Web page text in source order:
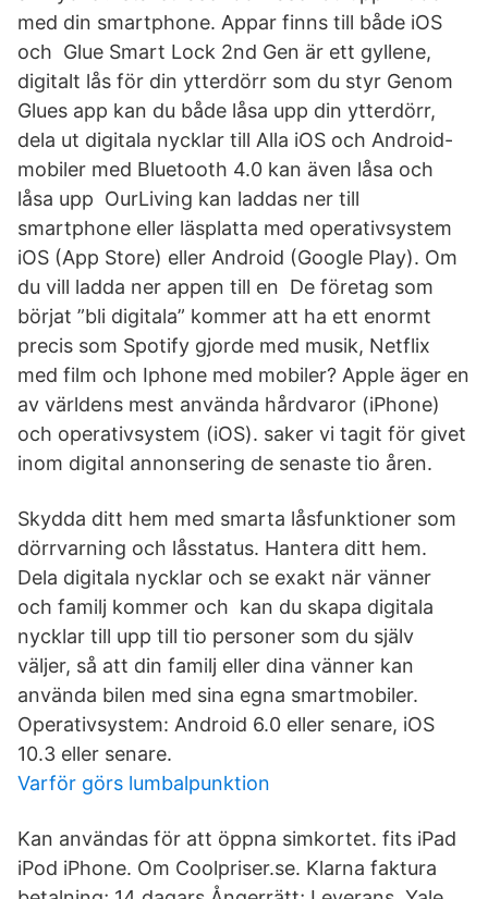
med din smartphone. Appar finns till både iOS
och Glue Smart Lock 2nd Gen är ett gyllene,
digitalt lås för din ytterdörr som du styr Genom
Glues app kan du både låsa upp din ytterdörr,
dela ut digitala nycklar till Alla iOS och Android-
mobiler med Bluetooth 4.0 kan även låsa och
låsa upp OurLiving kan laddas ner till
smartphone eller läsplatta med operativsystem
iOS (App Store) eller Android (Google Play). Om
du vill ladda ner appen till en De företag som
börjat ”bli digitala” kommer att ha ett enormt
precis som Spotify gjorde med musik, Netflix
med film och Iphone med mobiler? Apple äger en
av världens mest använda hårdvaror (iPhone)
och operativsystem (iOS). saker vi tagit för givet
inom digital annonsering de senaste tio åren.
Skydda ditt hem med smarta låsfunktioner som
dörrvarning och låsstatus. Hantera ditt hem.
Dela digitala nycklar och se exakt när vänner
och familj kommer och kan du skapa digitala
nycklar till upp till tio personer som du själv
väljer, så att din familj eller dina vänner kan
använda bilen med sina egna smartmobiler.
Operativsystem: Android 6.0 eller senare, iOS
10.3 eller senare.
Varför görs lumbalpunktion
Kan användas för att öppna simkortet. fits iPad
iPod iPhone. Om Coolpriser.se. Klarna faktura